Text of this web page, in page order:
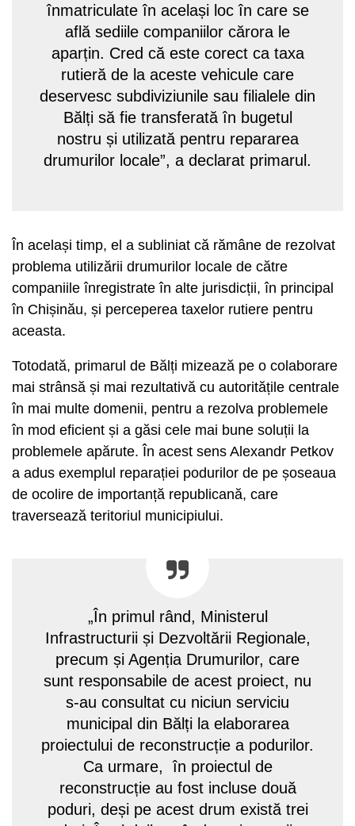
înmatriculate în același loc în care se
află sediile companiilor cărora le
aparțin. Cred că este corect ca taxa
rutieră de la aceste vehicule care
deservesc subdiviziunile sau filialele din
Bălți să fie transferată în bugetul
nostru și utilizată pentru repararea
drumurilor locale”, a declarat primarul.
În același timp, el a subliniat că rămâne de rezolvat
problema utilizării drumurilor locale de către
companiile înregistrate în alte jurisdicții, în principal
în Chișinău, și perceperea taxelor rutiere pentru
aceasta.
Totodată, primarul de Bălți mizează pe o colaborare
mai strânsă și mai rezultativă cu autoritățile centrale
în mai multe domenii, pentru a rezolva problemele
în mod eficient și a găsi cele mai bune soluții la
problemele apărute. În acest sens Alexandr Petkov
a adus exemplul reparației podurilor de pe șoseaua
de ocolire de importanță republicană, care
traversează teritoriul municipiului.
„În primul rând, Ministerul
Infrastructurii și Dezvoltării Regionale,
precum și Agenția Drumurilor, care
sunt responsabile de acest proiect, nu
s-au consultat cu niciun serviciu
municipal din Bălți la elaborarea
proiectului de reconstrucție a podurilor.
Ca urmare, în proiectul de
reconstrucție au fost incluse două
poduri, deși pe acest drum există trei